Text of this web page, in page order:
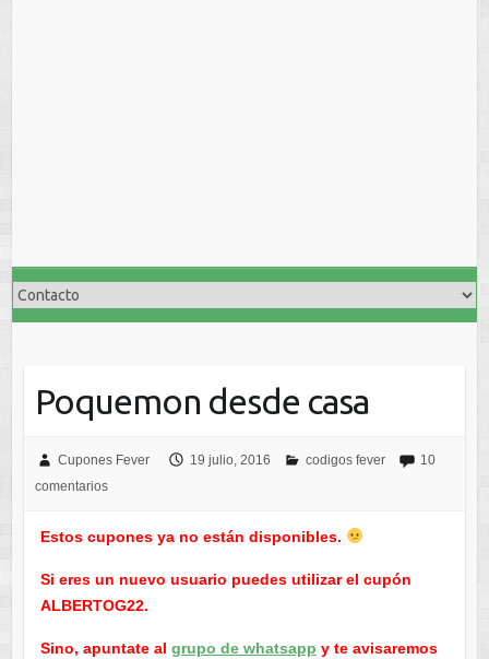
Poquemon desde casa
Cupones Fever 19 julio, 2016 codigos fever
10
comentarios
Estos cupones ya no están disponibles.
Si eres un nuevo usuario puedes utilizar el cupón
ALBERTOG22.
Sino, apuntate al grupo de whatsapp y te avisaremos